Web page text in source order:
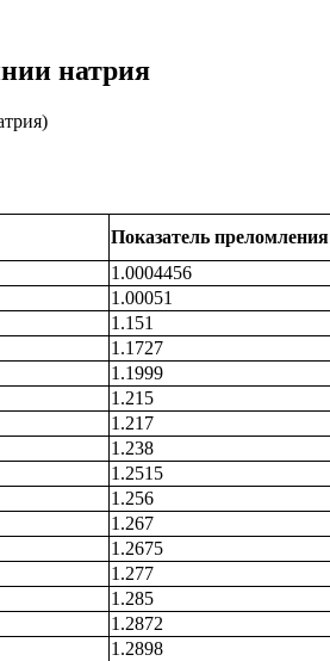
натрия
Показатель преломления
1.0004456
1.00051
1.151
1.1727
1.1999
1.215
1.217
1.238
1.2515
1.256
1.267
1.2675
1.277
1.285
1.2872
1.2898